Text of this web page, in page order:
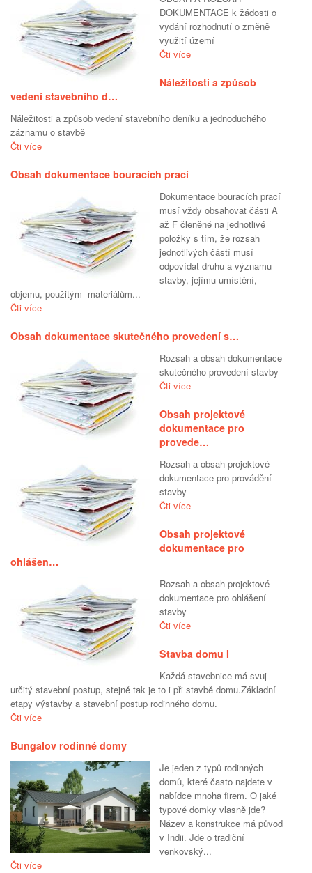
DOKUMENTACE k žádosti o
vydání rozhodnutí o změně
využití území
Čti více
Náležitosti a způsob
vedení stavebního d…
Náležitosti a způsob vedení stavebního deníku a jednoduchého
záznamu o stavbě
Čti více
Obsah dokumentace bouracích prací
Dokumentace bouracích prací
musí vždy obsahovat části A
až F členěné na jednotlivé
položky s tím, že rozsah
jednotlivých částí musí
odpovídat druhu a významu
stavby, jejímu umístění,
objemu, použitým materiálům...
Čti více
Obsah dokumentace skutečného provedení s…
Rozsah a obsah dokumentace
skutečného provedení stavby
Čti více
Obsah projektové
dokumentace pro
provede…
Rozsah a obsah projektové
dokumentace pro provádění
stavby
Čti více
Obsah projektové
dokumentace pro
ohlášen…
Rozsah a obsah projektové
dokumentace pro ohlášení
stavby
Čti více
Stavba domu I
Každá stavebnice má svuj
určitý stavební postup, stejně tak je to i při stavbě domu.Základní
etapy výstavby a stavební postup rodinného domu.
Čti více
Bungalov rodinné domy
Je jeden z typů rodinných
domů, které často najdete v
nabídce mnoha firem. O jaké
typové domky vlasně jde?
Název a konstrukce má původ
v Indii. Jde o tradiční
venkovský...
Čti více